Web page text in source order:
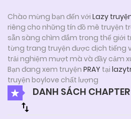
Chào mừng bạn đến với Lazy
riêng cho những tín đồ mê truyện
sẵn sàng chìm đắm trong thế giới
từng trang truyện được dịch tiếng
trải nghiệm mượt mà và đầy cảm
Bạn đang xem truyện PRAY tại
truyện boylove chất lượng
DANH SÁCH